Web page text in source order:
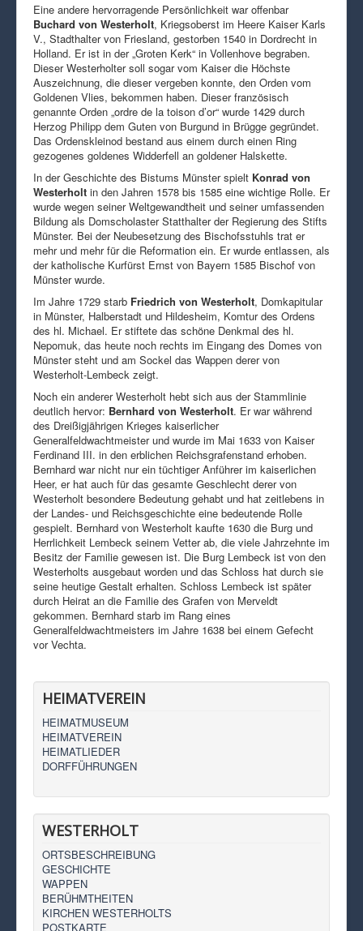
Eine andere hervorragende Persönlichkeit war offenbar
Buchard von Westerholt, Kriegsoberst im Heere Kaiser Karls
V., Stadthalter von Friesland, gestorben 1540 in Dordrecht in
Holland. Er ist in der „Groten Kerk“ in Vollenhove begraben.
Dieser Westerholter soll sogar vom Kaiser die Höchste
Auszeichnung, die dieser vergeben konnte, den Orden vom
Goldenen Vlies, bekommen haben. Dieser französisch
genannte Orden „ordre de la toison d’or“ wurde 1429 durch
Herzog Philipp dem Guten von Burgund in Brügge gegründet.
Das Ordenskleinod bestand aus einem durch einen Ring
gezogenes goldenes Widderfell an goldener Halskette.
In der Geschichte des Bistums Münster spielt Konrad von
Westerholt in den Jahren 1578 bis 1585 eine wichtige Rolle. Er
wurde wegen seiner Weltgewandtheit und seiner umfassenden
Bildung als Domscholaster Statthalter der Regierung des Stifts
Münster. Bei der Neubesetzung des Bischofsstuhls trat er
mehr und mehr für die Reformation ein. Er wurde entlassen, als
der katholische Kurfürst Ernst von Bayern 1585 Bischof von
Münster wurde.
Im Jahre 1729 starb Friedrich von Westerholt, Domkapitular
in Münster, Halberstadt und Hildesheim, Komtur des Ordens
des hl. Michael. Er stiftete das schöne Denkmal des hl.
Nepomuk, das heute noch rechts im Eingang des Domes von
Münster steht und am Sockel das Wappen derer von
Westerholt-Lembeck zeigt.
Noch ein anderer Westerholt hebt sich aus der Stammlinie
deutlich hervor: Bernhard von Westerholt. Er war während
des Dreißigjährigen Krieges kaiserlicher
Generalfeldwachtmeister und wurde im Mai 1633 von Kaiser
Ferdinand III. in den erblichen Reichsgrafenstand erhoben.
Bernhard war nicht nur ein tüchtiger Anführer im kaiserlichen
Heer, er hat auch für das gesamte Geschlecht derer von
Westerholt besondere Bedeutung gehabt und hat zeitlebens in
der Landes- und Reichsgeschichte eine bedeutende Rolle
gespielt. Bernhard von Westerholt kaufte 1630 die Burg und
Herrlichkeit Lembeck seinem Vetter ab, die viele Jahrzehnte im
Besitz der Familie gewesen ist. Die Burg Lembeck ist von den
Westerholts ausgebaut worden und das Schloss hat durch sie
seine heutige Gestalt erhalten. Schloss Lembeck ist später
durch Heirat an die Familie des Grafen von Merveldt
gekommen. Bernhard starb im Rang eines
Generalfeldwachtmeisters im Jahre 1638 bei einem Gefecht
vor Vechta.
HEIMATVEREIN
HEIMATMUSEUM
HEIMATVEREIN
HEIMATLIEDER
DORFFÜHRUNGEN
WESTERHOLT
ORTSBESCHREIBUNG
GESCHICHTE
WAPPEN
BERÜHMTHEITEN
KIRCHEN WESTERHOLTS
POSTKARTE